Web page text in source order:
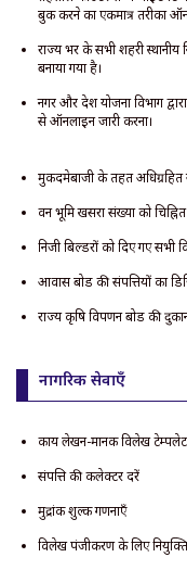
बुक करने का एकमात्र तरीका
राज्य भर के सभी शहरी
बनाया गया है।
नगर और देश योजना विभाग
से ऑनलाइन जारी करना।
मुकदमेबाजी के तहत अधिग्रहित
वन भूमि खसरा संख्या को चिह्नित
निजी बिल्डरों को दिए गए
आवास बोर्ड की संपत्तियों का
राज्य कृषि विपणन बोर्ड की
नागरिक सेवाएँ
कार्य लेखन-मानक विलेख टेम्पलेट
संपत्ति की कलेक्टर दरें
मुद्रांक शुल्क गणनाएँ
विलेख पंजीकरण के लिए नियुक्ति